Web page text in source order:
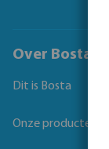
Over Bosta
Dit is Bosta
Onze producten